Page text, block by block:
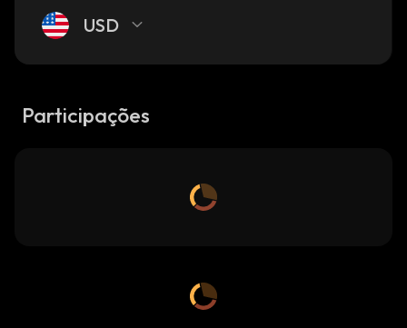
USD
Participações